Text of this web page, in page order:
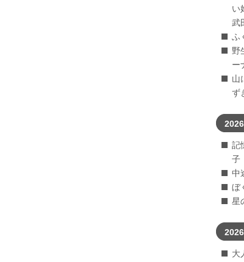
い
武
ふ
野
ー
山
ず
2026
記
子
中
ぼ
星
2026
大